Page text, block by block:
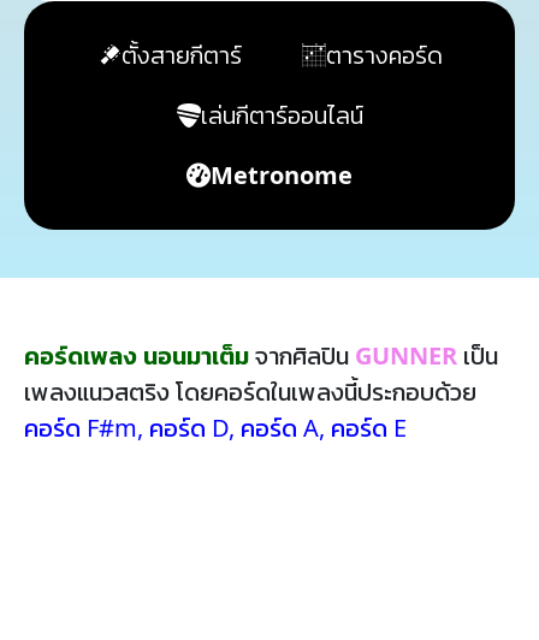
ตั้งสายกีตาร์
ตารางคอร์ด
เล่นกีตาร์ออนไลน์
Metronome
คอร์ดเพลง นอนมาเต็มจากศิลปิน GUNNER เป็น
เพลงแนวสตริง โดยคอร์ดในเพลงนี้ประกอบด้วย
คอร์ด F#m, คอร์ด D, คอร์ด A, คอร์ด E